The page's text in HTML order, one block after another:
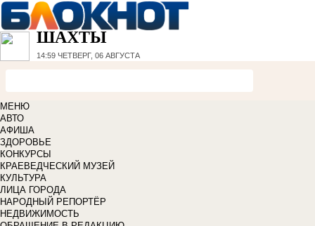
ШАХТЫ
14:59 ЧЕТВЕРГ, 06 АВГУСТА
МЕНЮ
АВТО
АФИША
ЗДОРОВЬЕ
КОНКУРСЫ
КРАЕВЕДЧЕСКИЙ МУЗЕЙ
КУЛЬТУРА
ЛИЦА ГОРОДА
НАРОДНЫЙ РЕПОРТЁР
НЕДВИЖИМОСТЬ